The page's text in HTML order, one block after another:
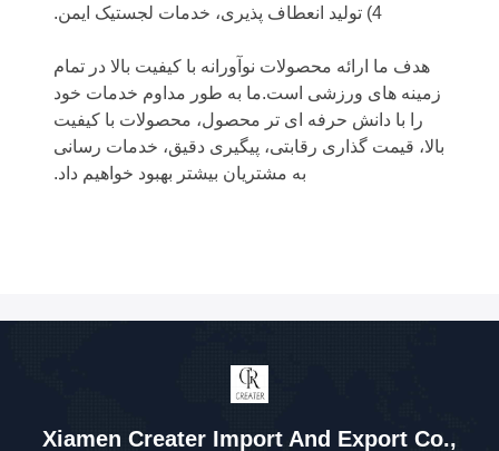
4) تولید انعطاف پذیری، خدمات لجستیک ایمن.
هدف ما ارائه محصولات نوآورانه با کیفیت بالا در تمام
زمینه های ورزشی است.ما به طور مداوم خدمات خود
را با دانش حرفه ای تر محصول، محصولات با کیفیت
بالا، قیمت گذاری رقابتی، پیگیری دقیق، خدمات رسانی
به مشتریان بیشتر بهبود خواهیم داد.
Xiamen Creater Import And Export Co.,